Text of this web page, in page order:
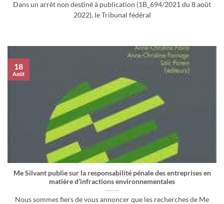
Dans un arrêt non destiné à publication (1B_694/2021 du 8 août
2022), le Tribunal fédéral
Me Silvant publie sur la responsabilité pénale des entreprises en
matière d’infractions environnementales
Nous sommes fiers de vous annoncer que les recherches de Me
18
Août